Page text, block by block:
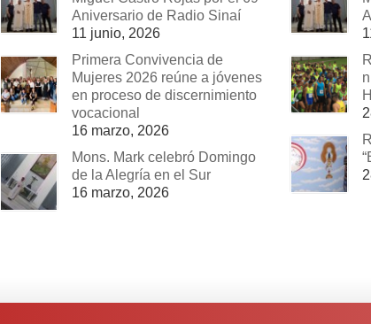
Aniversario de Radio Sinaí
11 junio, 2026
Primera Convivencia de
Mujeres 2026 reúne a jóvenes
en proceso de discernimiento
vocacional
16 marzo, 2026
Mons. Mark celebró Domingo
de la Alegría en el Sur
16 marzo, 2026